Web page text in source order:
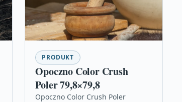
PRODUKT
Opoczno Color Crush
Poler 79,8×79,8
Opoczno Color Crush Poler